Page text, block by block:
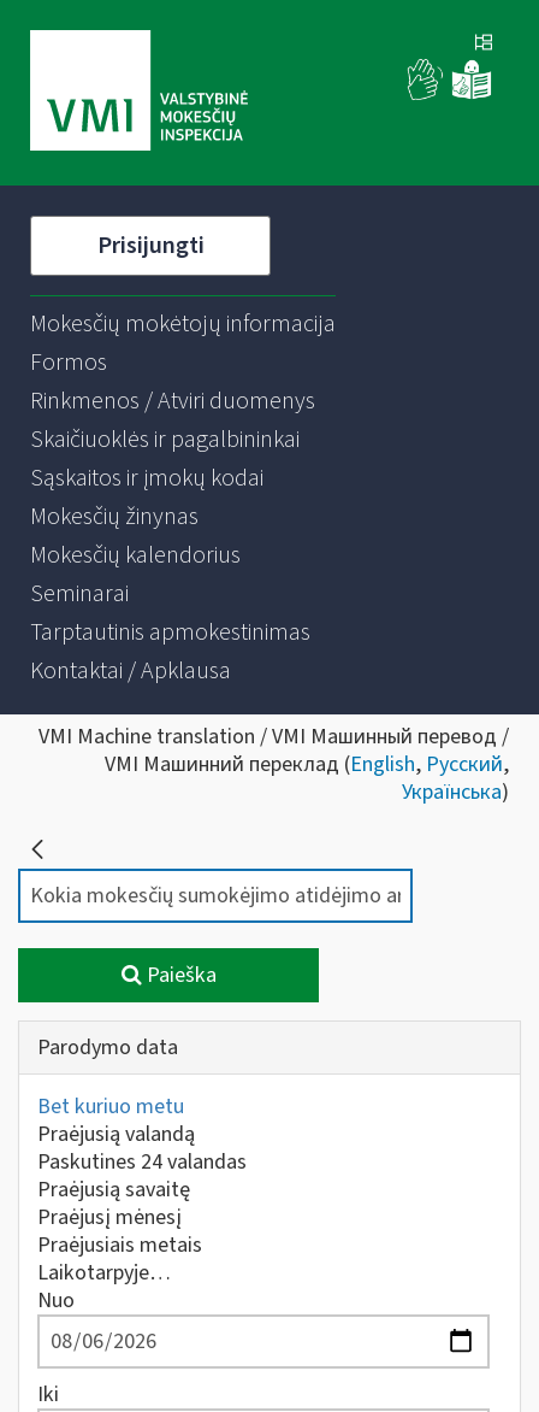
Prisijungti
Mokesčių mokėtojų informacija
Formos
Rinkmenos / Atviri duomenys
Skaičiuoklės ir pagalbininkai
Sąskaitos ir įmokų kodai
Mokesčių žinynas
Mokesčių kalendorius
Seminarai
Tarptautinis apmokestinimas
Kontaktai / Apklausa
VMI Machine translation / VMI Машинный перевод /
VMI Машинний переклад (English, Русский,
Українська)
Paieška
Parodymo data
Bet kuriuo metu
Praėjusią valandą
Paskutines 24 valandas
Praėjusią savaitę
Praėjusį mėnesį
Praėjusiais metais
Laikotarpyje…
Nuo
Iki